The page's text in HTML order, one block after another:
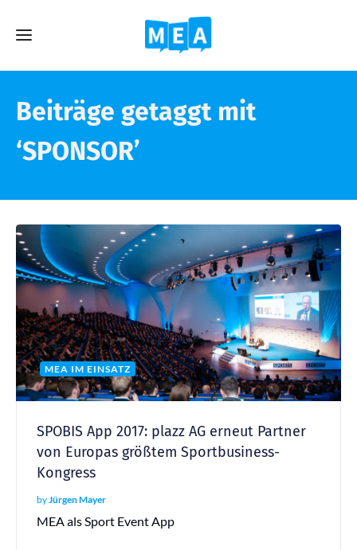
Beiträge getaggt mit
‘SPONSOR’
MEA IM EINSATZ
SPOBIS App 2017: plazz AG erneut Partner
von Europas größtem Sportbusiness-
Kongress
by Jürgen Mayer
MEA als Sport Event App